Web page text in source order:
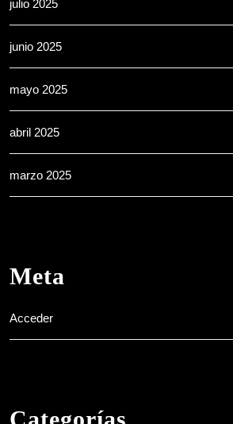
julio 2025
junio 2025
mayo 2025
abril 2025
marzo 2025
Meta
Acceder